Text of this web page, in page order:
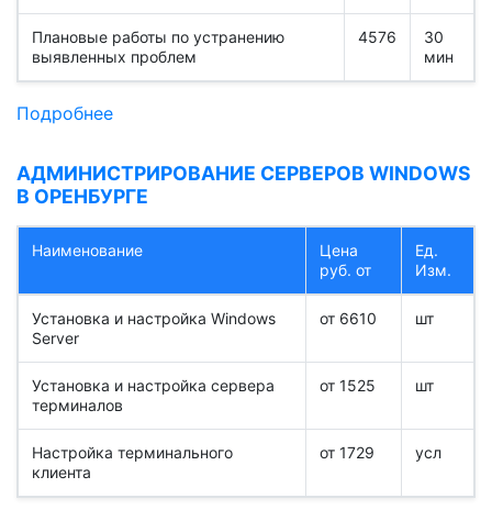
Плановые работы по устранению
выявленных проблем
4576
30
мин
Подробнее
АДМИНИСТРИРОВАНИЕ СЕРВЕРОВ WINDOWS
В ОРЕНБУРГЕ
Наименование
Цена
руб. от
Ед.
Изм.
Установка и настройка Windows
Server
от 6610 шт
Установка и настройка сервера
терминалов
от 1525 шт
Настройка терминального
клиента
от 1729 усл